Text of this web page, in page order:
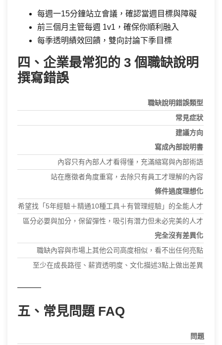
每週一15分鐘站立會議，確認當週目標與障礙
前三個月主管每週 1v1，確保你順利融入
每季透明績效回饋，雙向討論下季目標
四、企業最常犯的 3 個職缺說明
撰寫錯誤
職缺說明錯誤類型
常見症狀
建議方向
寫成內部說明書
內容只有內部人才看得懂，充滿縮寫與內部術語
站在應徵者角度重寫，去除只有員工才理解的內容
條件過度理想化
希望找「5年經驗＋精通10種工具＋有管理經驗」的全能人才
區分必要與加分，保留彈性，吸引有潛力但未必完美的人才
完全沒有差異化
職缺內容與市場上其他公司高度相似，看不出任何亮點
至少在成長路徑、薪資透明度、文化描述3點上做出差異
———
五、常見問題 FAQ
問題